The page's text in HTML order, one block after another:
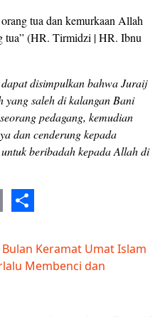
tua dan kemurkaan Allah
tua” (HR. Tirmidzi | HR. Ibnu
disimpulkan bahwa Juraij
yang saleh di kalangan Bani
pedagang, kemudian
dan cenderung kepada
beribadah kepada Allah di
Keramat Umat Islam
Membenci dan